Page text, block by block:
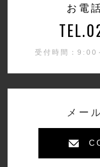
お電
受付時間：9:00
メー